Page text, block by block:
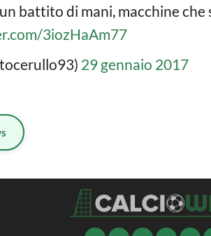
battito di mani, macchine che
3iozHaAm77
29 gennaio 2017